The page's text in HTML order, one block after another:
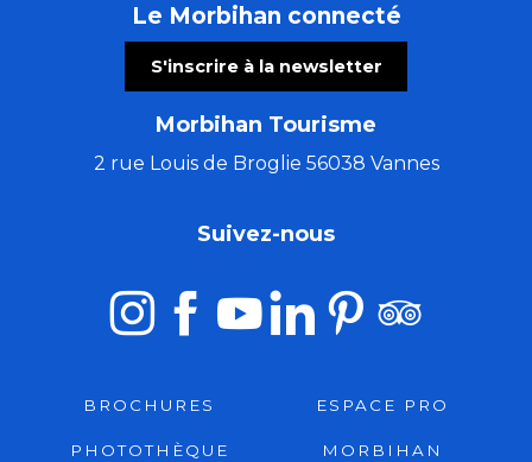
Le Morbihan connecté
S'inscrire à la newsletter
Morbihan Tourisme
2 rue Louis de Broglie 56038 Vannes
Suivez-nous
BROCHURES ESPACE PRO
PHOTOTHÈQUE
MORBIHAN